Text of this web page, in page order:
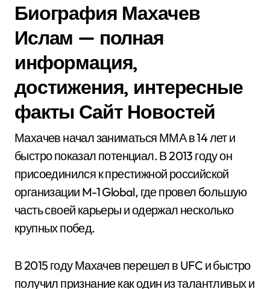
Биография Махачев
Ислам — полная
информация,
достижения, интересные
факты Сайт Новостей
Махачев начал заниматься ММА в 14 лет и
быстро показал потенциал. В 2013 году он
присоединился к престижной российской
организации M-1 Global, где провел большую
часть своей карьеры и одержал несколько
крупных побед.
В 2015 году Махачев перешел в UFC и быстро
получил признание как один из талантливых и